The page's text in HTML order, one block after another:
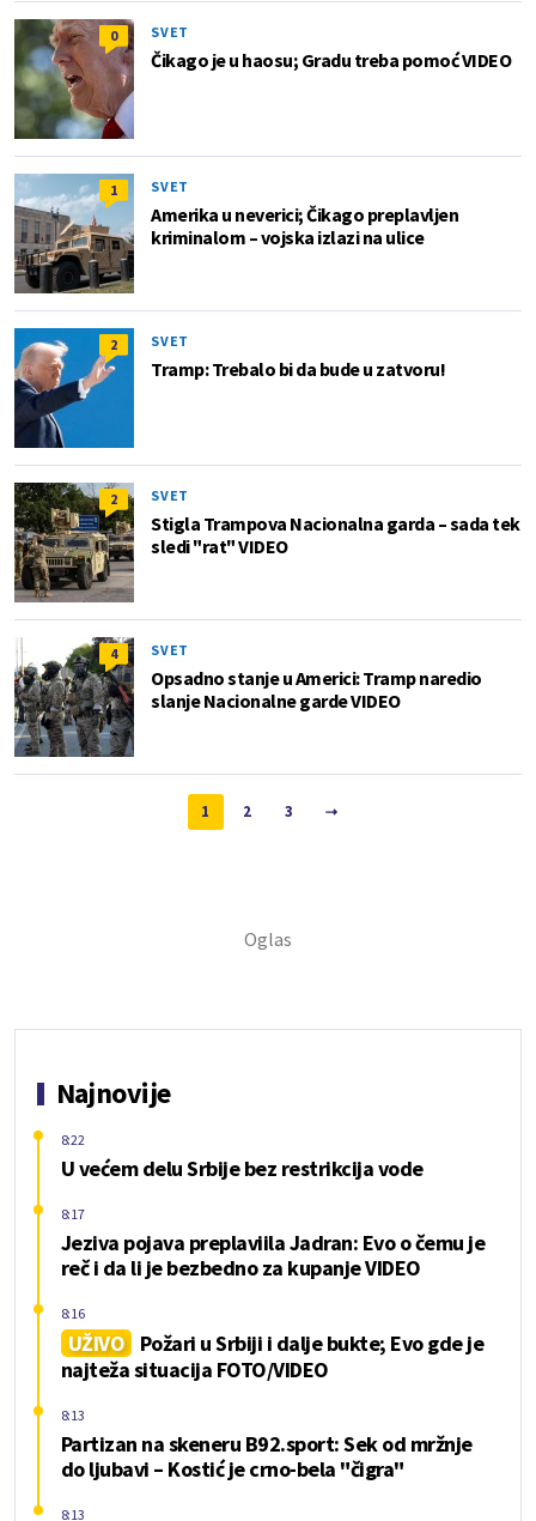
0 SVET
Čikago je u haosu; Gradu treba pomoć VIDEO
1 SVET
Amerika u neverici; Čikago preplavljen
kriminalom – vojska izlazi na ulice
2 SVET
Tramp: Trebalo bi da bude u zatvoru!
2 SVET
Stigla Trampova Nacionalna garda – sada tek
sledi "rat" VIDEO
4 SVET
Opsadno stanje u Americi: Tramp naredio
slanje Nacionalne garde VIDEO
1 2 3
Najnovije
U većem delu Srbije bez restrikcija vode
8:22
Jeziva pojava preplaviila Jadran: Evo o čemu je
reč i da li je bezbedno za kupanje VIDEO
8:17
UŽIVO
Požari u Srbiji i dalje bukte; Evo gde je
najteža situacija FOTO/VIDEO
8:16
Partizan na skeneru B92.sport: Sek od mržnje
do ljubavi – Kostić je crno-bela "čigra"
8:13
8:13